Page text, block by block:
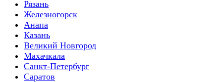
Рязань
Железногорск
Анапа
Казань
Великий Новгород
Махачкала
Санкт-Петербург
Саратов